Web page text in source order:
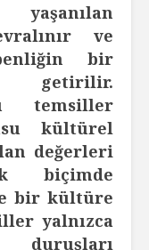
yaşanılan
ve
bir
getirilir.
temsiller
kültürel
değerleri
biçimde
bir kültüre
yalnızca